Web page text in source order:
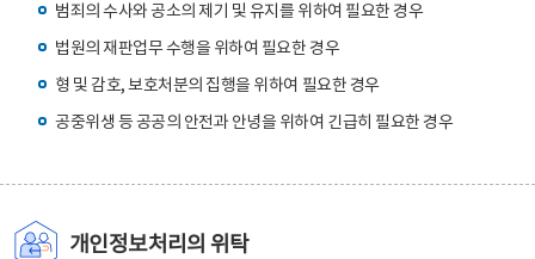
범죄의 수사와 공소의 제기 및 유지를 위하여 필요한 경우
법원의 재판업무 수행을 위하여 필요한 경우
형 및 감호, 보호처분의 집행을 위하여 필요한 경우
공중위생 등 공공의 안전과 안녕을 위하여 긴급히 필요한 경우
개인정보처리의 위탁